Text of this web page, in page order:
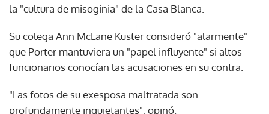
la "cultura de misoginia" de la Casa Blanca.
Su colega Ann McLane Kuster consideró "alarmente"
que Porter mantuviera un "papel influyente" si altos
funcionarios conocían las acusaciones en su contra.
"Las fotos de su exesposa maltratada son
profundamente inquietantes", opinó.